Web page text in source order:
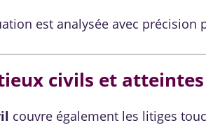
est analysée avec
civils et
couvre également les litiges